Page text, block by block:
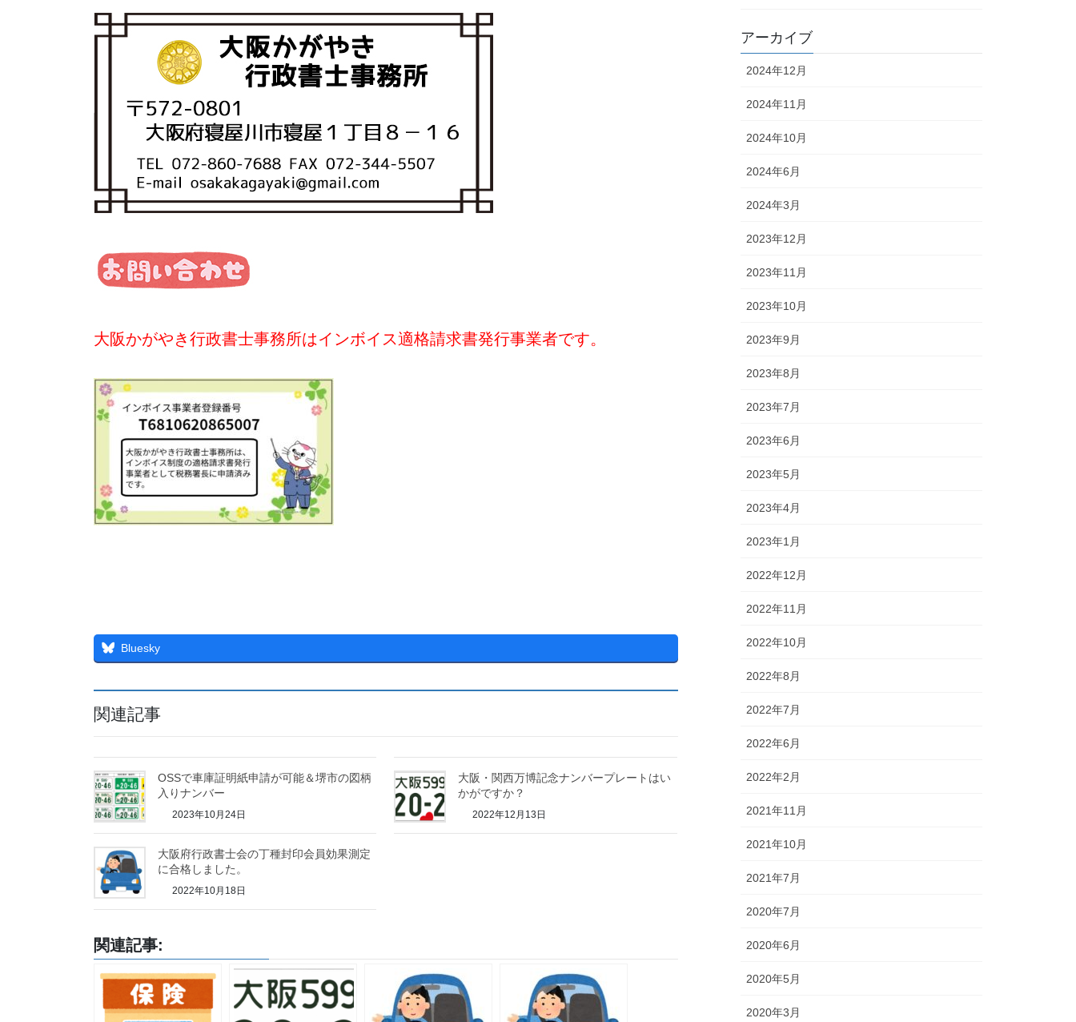
大阪かがやき行政書士事務所はインボイス適格請求書発行事業者です。
Bluesky
関連記事
OSSで車庫証明紙申請が可能＆堺市の図柄
入りナンバー
2023年10月24日
大阪・関西万博記念ナンバープレートはい
かがですか？
2022年12月13日
大阪府行政書士会の丁種封印会員効果測定
に合格しました。
2022年10月18日
関連記事:
アーカイブ
2024年12月
2024年11月
2024年10月
2024年6月
2024年3月
2023年12月
2023年11月
2023年10月
2023年9月
2023年8月
2023年7月
2023年6月
2023年5月
2023年4月
2023年1月
2022年12月
2022年11月
2022年10月
2022年8月
2022年7月
2022年6月
2022年2月
2021年11月
2021年10月
2021年7月
2020年7月
2020年6月
2020年5月
2020年3月